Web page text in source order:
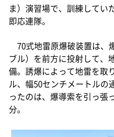
ま）演習場で、訓練してい
即応連隊。
70式地雷原爆破装置は、
ブル）を前方に投射して、
備。誘爆によって地雷を取
ル、幅50センチメートルの
ったのは、爆導索を引っ張
分。